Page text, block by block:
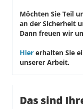
Möchten Sie Teil
an der Sicherheit
Dann freuen wir
Hier erhalten Sie
unserer Arbeit.
Das sind